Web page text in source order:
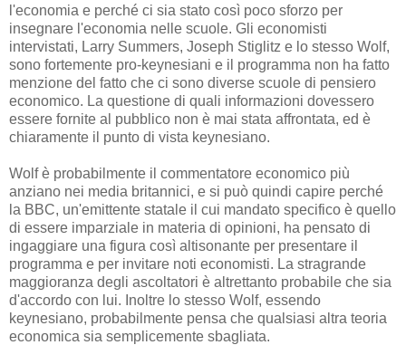
l'economia e perché ci sia stato così poco sforzo per
insegnare l'economia nelle scuole. Gli economisti
intervistati, Larry Summers, Joseph Stiglitz e lo stesso Wolf,
sono fortemente pro-keynesiani e il programma non ha fatto
menzione del fatto che ci sono diverse scuole di pensiero
economico. La questione di quali informazioni dovessero
essere fornite al pubblico non è mai stata affrontata, ed è
chiaramente il punto di vista keynesiano.
Wolf è probabilmente il commentatore economico più
anziano nei media britannici, e si può quindi capire perché
la BBC, un'emittente statale il cui mandato specifico è quello
di essere imparziale in materia di opinioni, ha pensato di
ingaggiare una figura così altisonante per presentare il
programma e per invitare noti economisti. La stragrande
maggioranza degli ascoltatori è altrettanto probabile che sia
d'accordo con lui. Inoltre lo stesso Wolf, essendo
keynesiano, probabilmente pensa che qualsiasi altra teoria
economica sia semplicemente sbagliata.